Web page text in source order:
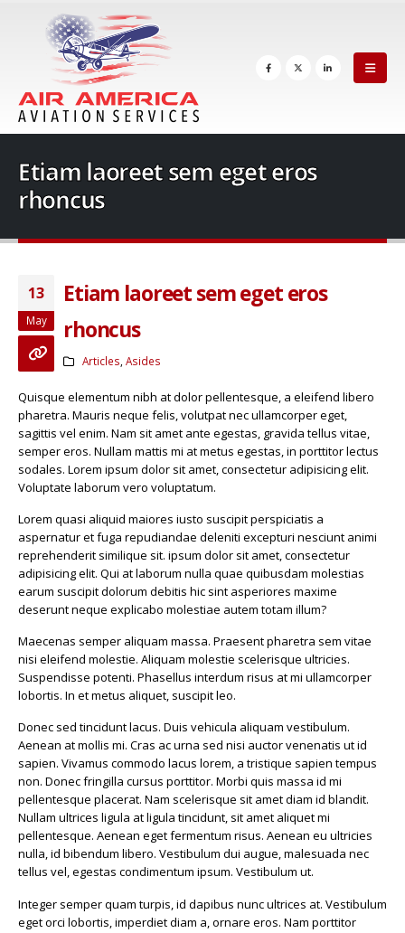
Etiam laoreet sem eget eros
rhoncus
13
May
Etiam laoreet sem eget eros
rhoncus
Articles Asides
Quisque elementum nibh at dolor pellentesque, a eleifend libero
pharetra. Mauris neque felis, volutpat nec ullamcorper eget,
sagittis vel enim. Nam sit amet ante egestas, gravida tellus vitae,
semper eros. Nullam mattis mi at metus egestas, in porttitor lectus
sodales. Lorem ipsum dolor sit amet, consectetur adipisicing elit.
Voluptate laborum vero voluptatum.
Lorem quasi aliquid maiores iusto suscipit perspiciatis a
aspernatur et fuga repudiandae deleniti excepturi nesciunt animi
reprehenderit similique sit. ipsum dolor sit amet, consectetur
adipisicing elit. Qui at laborum nulla quae quibusdam molestias
earum suscipit dolorum debitis hic sint asperiores maxime
deserunt neque explicabo molestiae autem totam illum?
Maecenas semper aliquam massa. Praesent pharetra sem vitae
nisi eleifend molestie. Aliquam molestie scelerisque ultricies.
Suspendisse potenti. Phasellus interdum risus at mi ullamcorper
lobortis. In et metus aliquet, suscipit leo.
Donec sed tincidunt lacus. Duis vehicula aliquam vestibulum.
Aenean at mollis mi. Cras ac urna sed nisi auctor venenatis ut id
sapien. Vivamus commodo lacus lorem, a tristique sapien tempus
non. Donec fringilla cursus porttitor. Morbi quis massa id mi
pellentesque placerat. Nam scelerisque sit amet diam id blandit.
Nullam ultrices ligula at ligula tincidunt, sit amet aliquet mi
pellentesque. Aenean eget fermentum risus. Aenean eu ultricies
nulla, id bibendum libero. Vestibulum dui augue, malesuada nec
tellus vel, egestas condimentum ipsum. Vestibulum ut.
Integer semper quam turpis, id dapibus nunc ultrices at. Vestibulum
eget orci lobortis, imperdiet diam a, ornare eros. Nam porttitor